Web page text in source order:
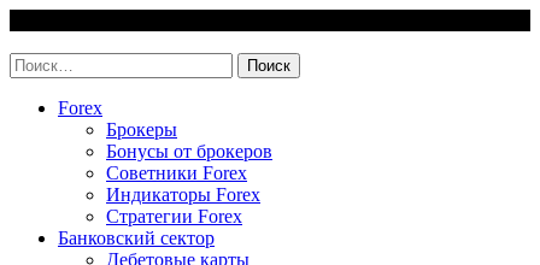
content
Найти:
Forex
Брокеры
Бонусы от брокеров
Советники Forex
Индикаторы Forex
Стратегии Forex
Банковский сектор
Дебетовые карты